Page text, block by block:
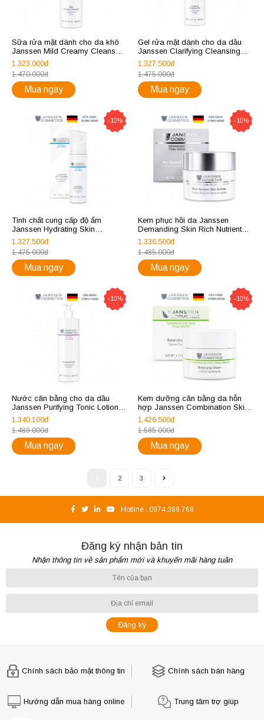
Sữa rửa mặt dành cho da khô
Janssen Mild Creamy Cleanser
500ml
1.323.000đ
1.470.000đ
Mua ngay
Gel rửa mặt dành cho da dầu
Janssen Clarifying Cleansing
Gel 500ml
1.327.500đ
1.475.000đ
Mua ngay
-10%
Tinh chất cung cấp độ ẩm
Janssen Hydrating Skin
Complex 30ml
1.327.500đ
1.475.000đ
Mua ngay
-10%
Kem phục hồi da Janssen
Demanding Skin Rich Nutrient
Skin Refiner 50ml
1.336.500đ
1.485.000đ
Mua ngay
-10%
Nước cân bằng cho da dầu
Janssen Purifying Tonic Lotion
500ml
1.340.100đ
1.489.000đ
Mua ngay
-10%
Kem dưỡng cân bằng da hỗn
hợp Janssen Combination Skin
Balancing Cream
1.426.500đ
1.585.000đ
Mua ngay
2 3
Hotline : 0974.368.768
Đăng ký nhận bản tin
Nhận thông tin về sản phẩm mới và khuyến mãi hàng tuần
Chính sách bảo mật thông tin Chính sách bán hàng
Hướng dẫn mua hàng online Trung tâm trợ giúp